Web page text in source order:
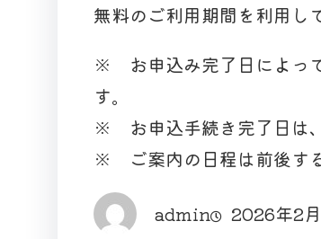
無料のご利用期間を利用し
※ お申込み完了日によっ
す。
※ お申込手続き完了日は
※ ご案内の日程は前後する
admin 2026年2